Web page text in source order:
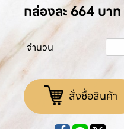
กล่องละ 664 บา
จำนวน
สั่งซื้อสินค้า